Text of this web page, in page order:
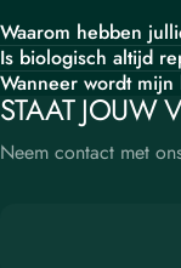
Waarom hebben
Is biologisch altijd
Wanneer wordt
STAAT JOUW
Neem contact met